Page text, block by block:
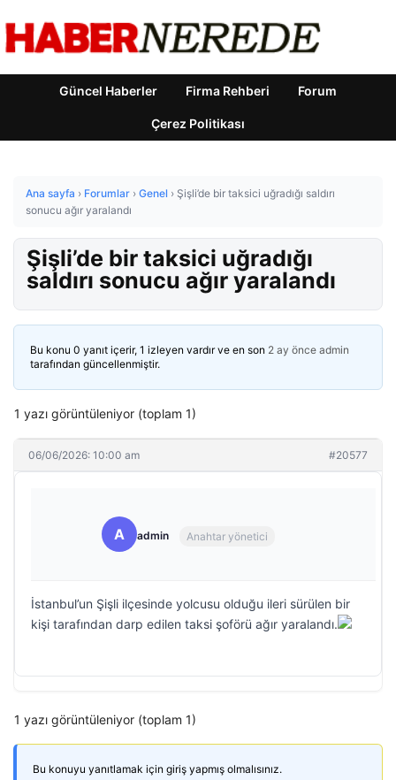
Güncel Haberler Firma Rehberi Forum
Çerez Politikası
Ana sayfa › Forumlar › Genel › Şişli’de bir taksici uğradığı saldırı
sonucu ağır yaralandı
Şişli’de bir taksici uğradığı
saldırı sonucu ağır yaralandı
Bu konu 0 yanıt içerir, 1 izleyen vardır ve en son 2 ay önce admin
tarafından güncellenmiştir.
1 yazı görüntüleniyor (toplam 1)
06/06/2026: 10:00 am #20577
A admin Anahtar yönetici
İstanbul’un Şişli ilçesinde yolcusu olduğu ileri sürülen bir
kişi tarafından darp edilen taksi şoförü ağır yaralandı.
1 yazı görüntüleniyor (toplam 1)
Bu konuyu yanıtlamak için giriş yapmış olmalısınız.